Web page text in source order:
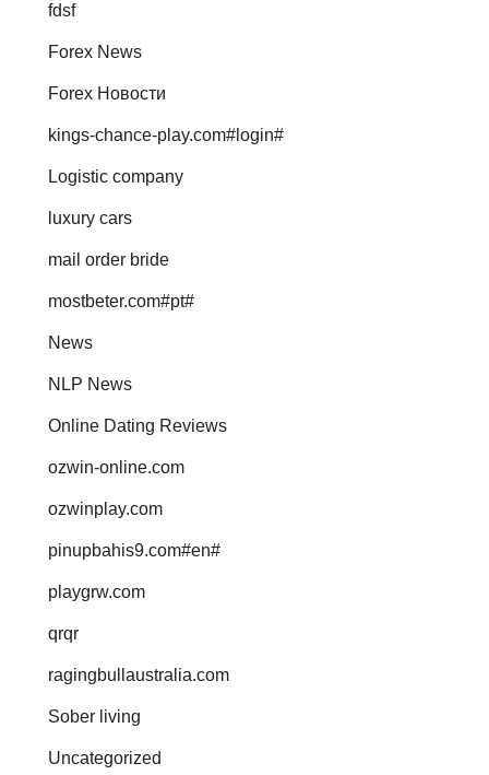
fdsf
Forex News
Forex Новости
kings-chance-play.com#login#
Logistic company
luxury cars
mail order bride
mostbeter.com#pt#
News
NLP News
Online Dating Reviews
ozwin-online.com
ozwinplay.com
pinupbahis9.com#en#
playgrw.com
qrqr
ragingbullaustralia.com
Sober living
Uncategorized